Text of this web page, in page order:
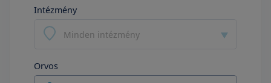
Intézmény
Minden intézmény
Orvos